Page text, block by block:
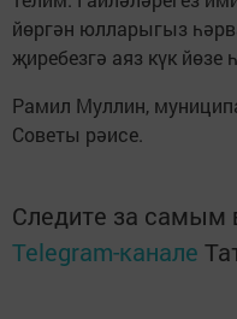
йөргән юлларыгыз
җиребезгә аяз күк
Рамил Муллин,
Советы рәисе.
Следите за
Telegram-канале